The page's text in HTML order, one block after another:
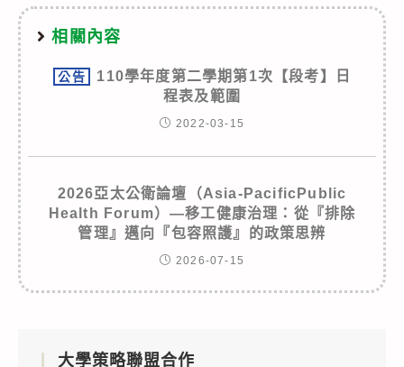
相關內容
公告
110學年度第二學期第1次【段考】日
程表及範圍
2022-03-15
2026亞太公衛論壇（Asia-PacificPublic
Health Forum）—移工健康治理：從『排除
管理』邁向『包容照護』的政策思辨
2026-07-15
大學策略聯盟合作